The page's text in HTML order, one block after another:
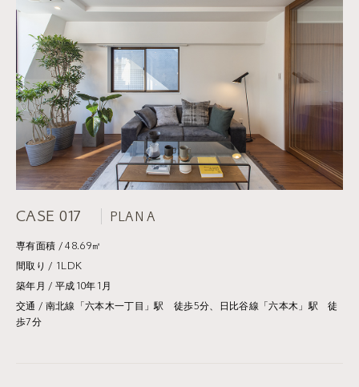
CASE 017 PLAN A
専有面積 / 48.69㎡
間取り / 1LDK
築年月 / 平成10年1月
交通 / 南北線「六本木一丁目」駅 徒歩5分、日比谷線「六本木」駅 徒
歩7分